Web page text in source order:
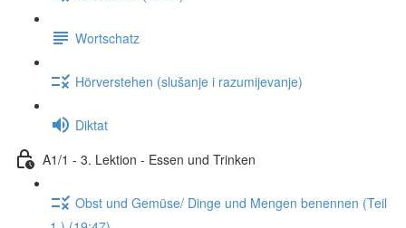
Wortschatz
Hörverstehen (slušanje i razumijevanje)
Diktat
A1/1 - 3. Lektion - Essen und Trinken
Obst und Gemüse/ Dinge und Mengen benennen (Teil